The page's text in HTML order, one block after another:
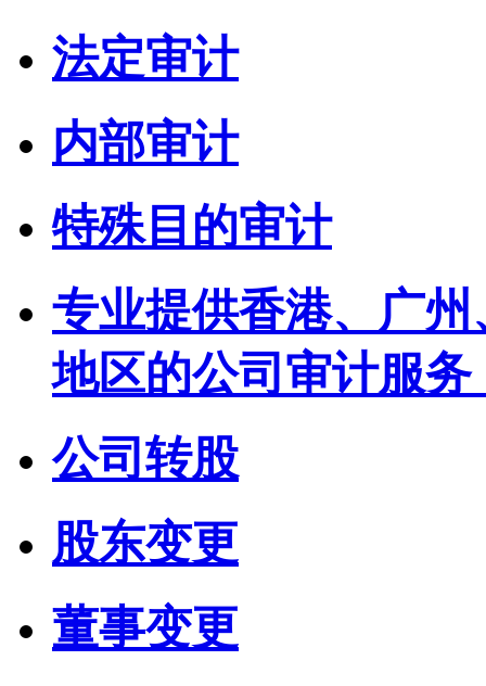
法定审计
内部审计
特殊目的审计
专业提供香港、广
地区的公司审计服务
公司转股
股东变更
董事变更